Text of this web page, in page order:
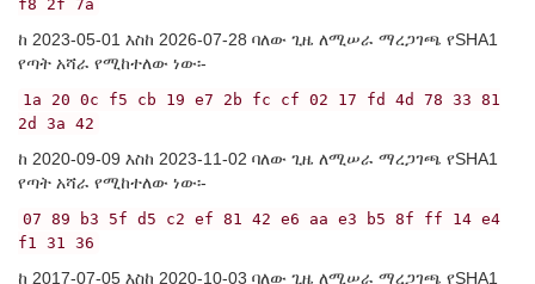
f8 2f 7a
ከ 2023-05-01 እስከ 2026-07-28 ባለው ጊዜ ለሚሠራ ማረጋገጫ የSHA1
የጣት አሻራ የሚከተለው ነው፡-
1a 20 0c f5 cb 19 e7 2b fc cf 02 17 fd 4d 78 33 81
2d 3a 42
ከ 2020-09-09 እስከ 2023-11-02 ባለው ጊዜ ለሚሠራ ማረጋገጫ የSHA1
የጣት አሻራ የሚከተለው ነው፡-
07 89 b3 5f d5 c2 ef 81 42 e6 aa e3 b5 8f ff 14 e4
f1 31 36
ከ 2017-07-05 እስከ 2020-10-03 ባለው ጊዜ ለሚሠራ ማረጋገጫ የSHA1